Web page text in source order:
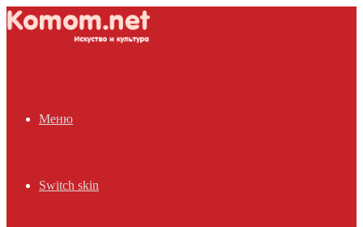
Меню
Switch skin